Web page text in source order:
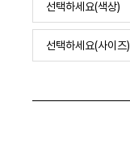
선택하세요(색상)
선택하세요(사이즈)